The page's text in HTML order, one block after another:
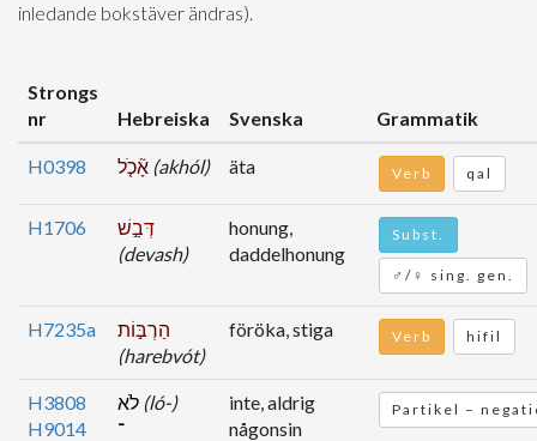
inledande bokstäver ändras).
Strongs
nr
Hebreiska Svenska Grammatik
H0398 (akhól) äta Verb qal
H1706
דְּבַ֣שׁ
(devash)
honung,
daddelhonung
Subst.
♂/♀ sing. gen.
H7235a
הַרְבּ֣וֹת
(harebvót)
föröka, stiga Verb hifil
H3808
H9014
(ló-)
־
inte, aldrig
någonsin
Partikel –